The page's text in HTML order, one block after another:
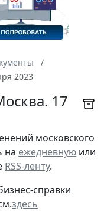
2023
17
московского
на ежедневную или
RSS-ленту.
справки
здесь